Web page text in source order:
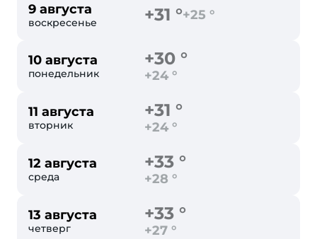
9 августа
воскресенье +31 °+25 °
10 августа
понедельник
+30 °
+24 °
11 августа
вторник
+31 °
+24 °
12 августа
среда
+33 °
+28 °
13 августа
четверг
+33 °
+27 °